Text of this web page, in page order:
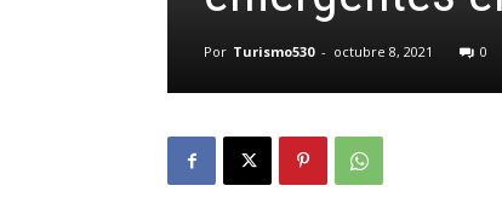
Por Turismo530 - octubre 8, 2021 0